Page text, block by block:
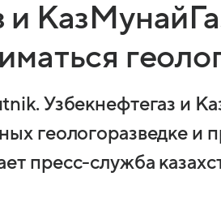
и
Узбекнефтегаз и
геологоразведке и
пресс-служба